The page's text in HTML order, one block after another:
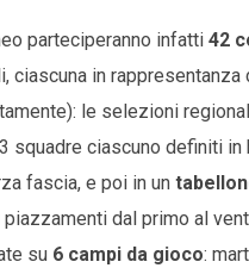
parteciperanno infatti 42
ciascuna in rappresentanza
le selezioni
squadre ciascuno definiti
fascia, e poi in un
dal primo al
su 6 campi da gioco: